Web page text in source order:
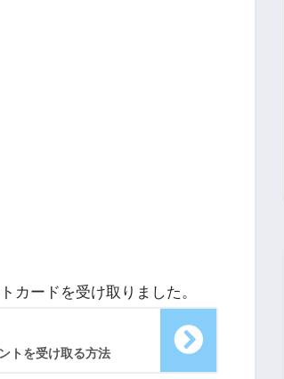
カードを受け取りました。
トを受け取る方法